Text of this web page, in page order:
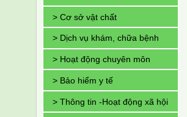
> Cơ sở vật chất
> Dịch vụ khám, chữa bệnh
> Hoạt động chuyên môn
> Bảo hiểm y tế
> Thông tin -Hoạt động xã hội